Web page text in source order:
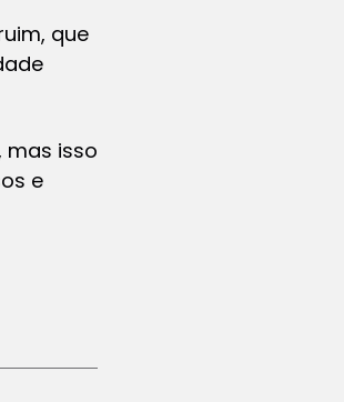
que
mas isso
e